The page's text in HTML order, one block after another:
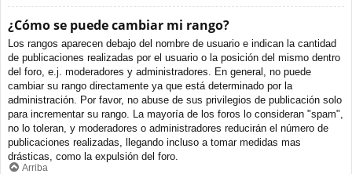
¿Cómo se puede cambiar mi rango?
Los rangos aparecen debajo del nombre de usuario e indican la cantidad
de publicaciones realizadas por el usuario o la posición del mismo dentro
del foro, e.j. moderadores y administradores. En general, no puede
cambiar su rango directamente ya que está determinado por la
administración. Por favor, no abuse de sus privilegios de publicación solo
para incrementar su rango. La mayoría de los foros lo consideran "spam",
no lo toleran, y moderadores o administradores reducirán el número de
publicaciones realizadas, llegando incluso a tomar medidas mas
drásticas, como la expulsión del foro.
Arriba